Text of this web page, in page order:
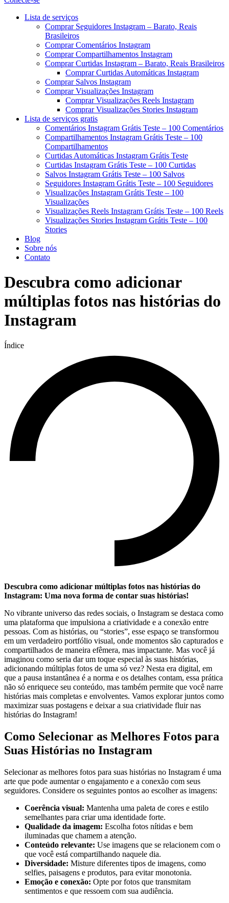
Menu
Lista de serviços
Comprar Seguidores Instagram – Barato, Reais
Brasileiros
Comprar Comentários Instagram
Comprar Compartilhamentos Instagram
Comprar Curtidas Instagram – Barato, Reais Brasileiros
Comprar Curtidas Automáticas Instagram
Comprar Salvos Instagram
Comprar Visualizações Instagram
Comprar Visualizações Reels Instagram
Comprar Visualizações Stories Instagram
Lista de serviços gratis
Comentários Instagram Grátis Teste – 100 Comentários
Compartilhamentos Instagram Grátis Teste – 100
Compartilhamentos
Curtidas Automáticas Instagram Grátis Teste
Curtidas Instagram Grátis Teste – 100 Curtidas
Salvos Instagram Grátis Teste – 100 Salvos
Seguidores Instagram Grátis Teste – 100 Seguidores
Visualizações Instagram Grátis Teste – 100
Visualizações
Visualizações Reels Instagram Grátis Teste – 100 Reels
Visualizações Stories Instagram Grátis Teste – 100
Stories
Blog
Sobre nós
Contato
Descubra como adicionar
múltiplas fotos nas histórias do
Instagram
Índice
Descubra⁢ como adicionar múltiplas fotos nas histórias do
Instagram: Uma nova ⁤forma de contar suas histórias!
No vibrante universo das redes sociais, o Instagram ⁣se destaca como
uma‌ plataforma que impulsiona a⁤ criatividade e a conexão entre
pessoas. Com as histórias, ou⁢ “stories”, esse espaço‍ se transformou
em um verdadeiro portfólio ⁣visual, onde momentos são capturados e
compartilhados de maneira efêmera, mas impactante. Mas você já
imaginou como seria dar um toque especial às suas histórias,
adicionando múltiplas fotos de uma​ só vez? Nesta era digital, em
que a pausa instantânea é a norma e os​ detalhes contam,‍ essa⁣ prática​
não só enriquece⁣ seu conteúdo, mas também permite que você narre
histórias mais completas e envolventes. Vamos explorar juntos como
maximizar suas postagens ⁤e deixar ⁣a sua‍ criatividade fluir nas
⁣histórias do Instagram!
Como Selecionar as Melhores Fotos para‍
Suas ‍Histórias no Instagram
Selecionar ⁣as melhores fotos para suas histórias no Instagram é uma
arte que pode aumentar o engajamento e a conexão com seus
seguidores. Considere os ⁣seguintes‍ pontos ao escolher as ‌imagens:
Coerência visual: Mantenha uma paleta⁢ de ⁣cores e estilo ​
semelhantes para‍ criar uma identidade forte.
Qualidade da imagem: Escolha fotos ⁢nítidas e bem‌
iluminadas que chamem⁣ a⁣ atenção.
Conteúdo relevante: Use imagens que se relacionem‍ com​ o
que você está compartilhando naquele dia.
Diversidade: Misture diferentes tipos de imagens, como
selfies,⁣ paisagens e produtos, ⁤para evitar monotonia.
Emoção e conexão: Opte por fotos ⁢que transmitam
sentimentos e que ressoem com sua audiência.